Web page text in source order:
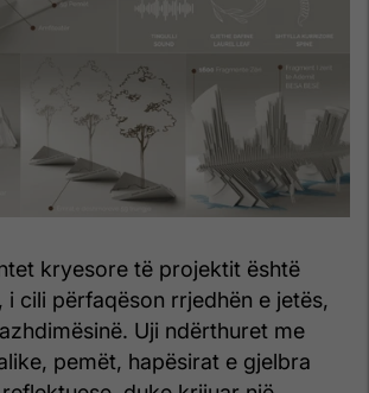
kryesore të projektit është
i cili përfaqëson rrjedhën e jetës,
Uji ndërthuret me
pemët, hapësirat e gjelbra